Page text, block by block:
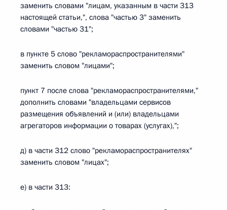
заменить словами "лицам, указанным в части 313
настоящей статьи,", слова "частью 3" заменить
словами "частью 31";
в пункте 5 слово "рекламораспространителями"
заменить словом "лицами";
пункт 7 после слова "рекламораспространителями,"
дополнить словами "владельцами сервисов
размещения объявлений и (или) владельцами
агрегаторов информации о товарах (услугах),";
д) в части 312 слово "рекламораспространителях"
заменить словом "лицах";
е) в части 313: